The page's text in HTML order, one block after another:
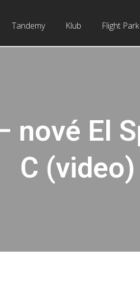
Tandemy Klub Flight Park
nové El
C (video)